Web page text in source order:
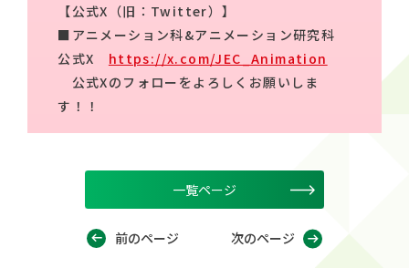
【公式X（旧：Twitter）】
■アニメーション科&アニメーション研究科
公式X https://x.com/JEC_Animation
公式Xのフォローをよろしくお願いしま
す！！
前のページ
一覧ページ
次のページ